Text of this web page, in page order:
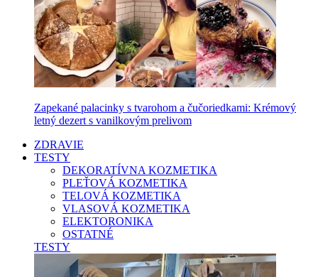
Zapekané palacinky s tvarohom a čučoriedkami: Krémový
letný dezert s vanilkovým prelivom
ZDRAVIE
TESTY
DEKORATÍVNA KOZMETIKA
PLEŤOVÁ KOZMETIKA
TELOVÁ KOZMETIKA
VLASOVÁ KOZMETIKA
ELEKTORONIKA
OSTATNÉ
TESTY